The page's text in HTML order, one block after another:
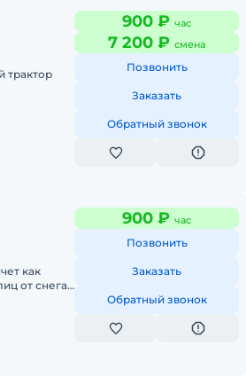
трактор
900 ₽ час
7 200 ₽ смена
Позвонить
Заказать
Обратный звонок
как
от снега,
900 ₽ час
Позвонить
Заказать
Обратный звонок